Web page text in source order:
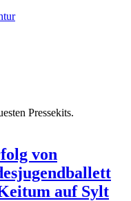
Pressekits.
von
auf Sylt